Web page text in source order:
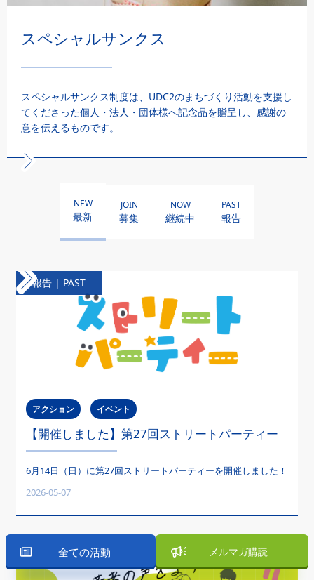
メルマガ購読
全ての活動
スペシャルサンクス
スペシャルサンクス制度は、UDC2のまちづくり活動を支援し
てくださった個人・法人・団体様へ記念品を贈呈し、感謝の
意を伝えるものです。
NEW
最新
JOIN
募集
NOW
継続中
PAST
報告
報告 | PAST
アクション イベント
【開催しました】第27回ストリートパーティー
6月14日（日）に第27回ストリートパーティーを開催しました！
2026-05-07
報告 | PAST